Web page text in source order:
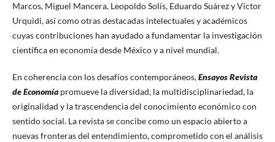
Marcos, Miguel Mancera, Leopoldo Solís, Eduardo Suárez y Víctor
Urquidi, así como otras destacadas intelectuales y académicos
cuyas contribuciones han ayudado a fundamentar la investigación
científica en economía desde México y a nivel mundial.
En coherencia con los desafíos contemporáneos,Ensayos Revista
de Economíapromueve la diversidad, la multidisciplinariedad, la
originalidad y la trascendencia del conocimiento económico con
sentido social. La revista se concibe como un espacio abierto a
nuevas fronteras del entendimiento, comprometido con el análisis